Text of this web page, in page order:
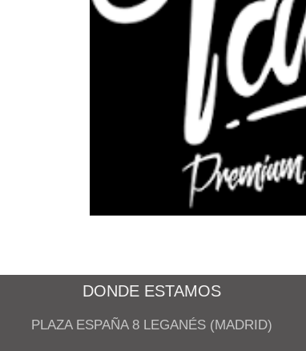
DONDE ESTAMOS
PLAZA ESPAÑA 8 LEGANÉS (MADRID)